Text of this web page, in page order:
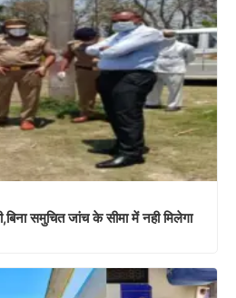
समुचित जांच के सीमा में नही मिलेगा